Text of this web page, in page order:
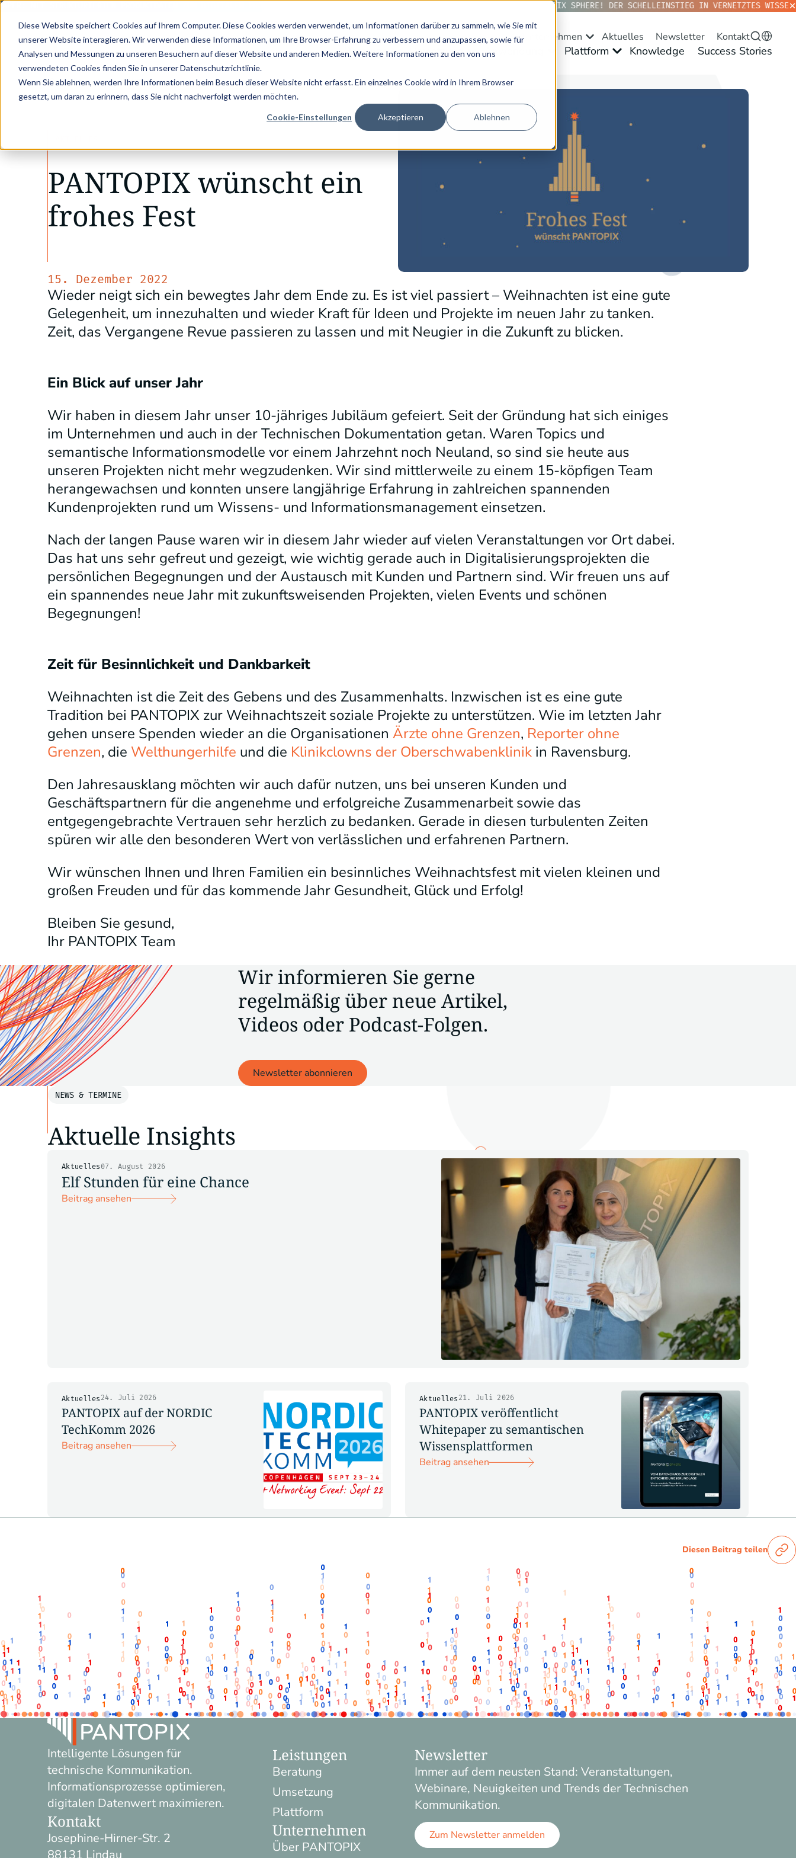
Diese Website speichert Cookies auf Ihrem Computer. Diese Cookies werden verwendet, um Informationen darüber zu sammeln, wie Sie mit
unserer Website interagieren. Wir verwenden diese Informationen, um Ihre Browser-Erfahrung zu verbessern und anzupassen, sowie für
Analysen und Messungen zu unseren Besuchern auf dieser Website und anderen Medien. Weitere Informationen zu den von uns
verwendeten Cookies finden Sie in unserer Datenschutzrichtlinie.
Wenn Sie ablehnen, werden Ihre Informationen beim Besuch dieser Website nicht erfasst. Ein einzelnes Cookie wird in Ihrem Browser
gesetzt, um daran zu erinnern, dass Sie nicht nachverfolgt werden möchten.
Cookie-Einstellungen Akzeptieren Ablehnen
MIT STRUKTURIERTEN PRODUKTDATEN ZUM DIGITALEN PRODUKTPASS - JETZT LESEN! | NEU: DIE GRAPHWISE EDITION VON PANTOPIX SPHERE! DER SCHELLEINSTIEG IN VERNETZTES
Unternehmen Aktuelles Newsletter Kontakt
Beratung Umsetzung Anwendung Plattform Knowledge Success Stories
•Aktuelles• PANTOPIX wünscht ein frohes Fe…
PANTOPIX wünscht ein
frohes Fest
15. Dezember 2022
Wieder neigt sich ein bewegtes Jahr dem Ende zu. Es ist viel passiert – Weihnachten ist eine gute
Gelegenheit, um innezuhalten und wieder Kraft für Ideen und Projekte im neuen Jahr zu tanken.
Zeit, das Vergangene Revue passieren zu lassen und mit Neugier in die Zukunft zu blicken.
Ein Blick auf unser Jahr
Wir haben in diesem Jahr unser 10-jähriges Jubiläum gefeiert. Seit der Gründung hat sich einiges
im Unternehmen und auch in der Technischen Dokumentation getan. Waren Topics und
semantische Informationsmodelle vor einem Jahrzehnt noch Neuland, so sind sie heute aus
unseren Projekten nicht mehr wegzudenken. Wir sind mittlerweile zu einem 15-köpfigen Team
herangewachsen und konnten unsere langjährige Erfahrung in zahlreichen spannenden
Kundenprojekten rund um Wissens- und Informationsmanagement einsetzen.
Nach der langen Pause waren wir in diesem Jahr wieder auf vielen Veranstaltungen vor Ort dabei.
Das hat uns sehr gefreut und gezeigt, wie wichtig gerade auch in Digitalisierungsprojekten die
persönlichen Begegnungen und der Austausch mit Kunden und Partnern sind. Wir freuen uns auf
ein spannendes neue Jahr mit zukunftsweisenden Projekten, vielen Events und schönen
Begegnungen!
Zeit für Besinnlichkeit und Dankbarkeit
Weihnachten ist die Zeit des Gebens und des Zusammenhalts. Inzwischen ist es eine gute
Tradition bei PANTOPIX zur Weihnachtszeit soziale Projekte zu unterstützen. Wie im letzten Jahr
gehen unsere Spenden wieder an die Organisationen Ärzte ohne Grenzen, Reporter ohne
Grenzen, die Welthungerhilfe und die Klinikclowns der Oberschwabenklinik in Ravensburg.
Den Jahresausklang möchten wir auch dafür nutzen, uns bei unseren Kunden und
Geschäftspartnern für die angenehme und erfolgreiche Zusammenarbeit sowie das
entgegengebrachte Vertrauen sehr herzlich zu bedanken. Gerade in diesen turbulenten Zeiten
spüren wir alle den besonderen Wert von verlässlichen und erfahrenen Partnern.
Wir wünschen Ihnen und Ihren Familien ein besinnliches Weihnachtsfest mit vielen kleinen und
großen Freuden und für das kommende Jahr Gesundheit, Glück und Erfolg!
Bleiben Sie gesund,
Ihr PANTOPIX Team
Wir informieren Sie gerne
regelmäßig über neue Artikel,
Videos oder Podcast-Folgen.
Newsletter abonnieren
NEWS & TERMINE
Aktuelle Insights
Aktuelles 07. August 2026
Elf Stunden für eine Chance
Beitrag ansehen
Aktuelles 24. Juli 2026
PANTOPIX auf der NORDIC
TechKomm 2026
Beitrag ansehen
Aktuelles 21. Juli 2026
PANTOPIX veröffentlicht
Whitepaper zu semantischen
Wissensplattformen
Beitrag ansehen
Diesen Beitrag teilen
Intelligente Lösungen für
technische Kommunikation.
Informationsprozesse optimieren,
digitalen Datenwert maximieren.
Kontakt
Josephine-Hirner-Str. 2
Leistungen
Beratung
Umsetzung
Plattform
Unternehmen
Über PANTOPIX
Newsletter
Immer auf dem neusten Stand: Veranstaltungen,
Webinare, Neuigkeiten und Trends der Technischen
Kommunikation.
Zum Newsletter anmelden